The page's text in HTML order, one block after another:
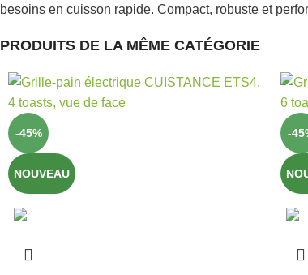
besoins en cuisson rapide. Compact, robuste et
PRODUITS DE LA MÊME CATÉGORIE
-45%
NOUVEAU
-